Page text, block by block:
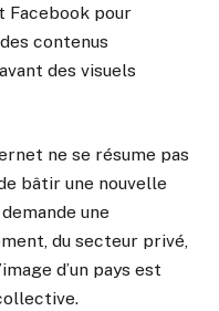
Facebook pour
contenus
des visuels
ne se résume pas
bâtir une nouvelle
une
du secteur privé,
d’un pays est